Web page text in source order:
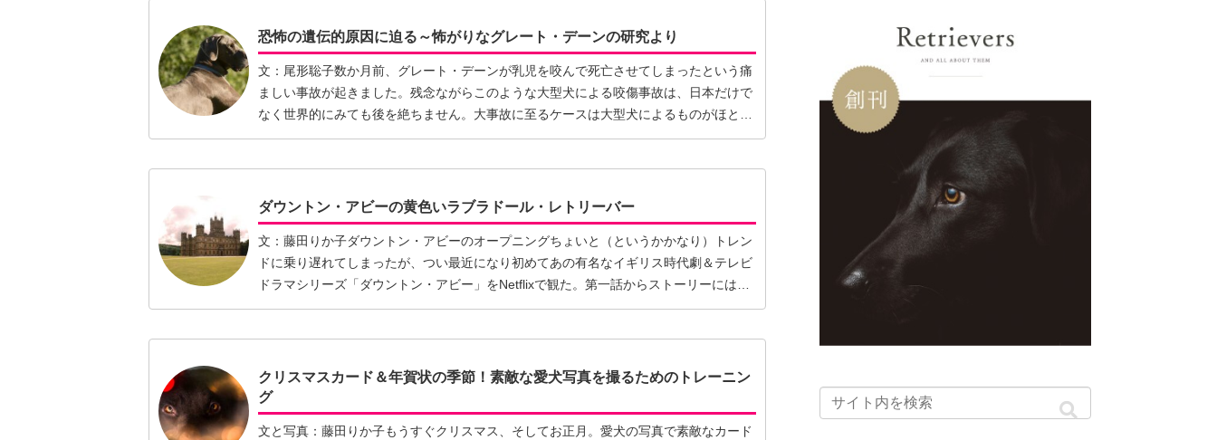
恐怖の遺伝的原因に迫る～怖がりなグレート・デーンの研究より
文：尾形聡子数か月前、グレート・デーンが乳児を咬んで死亡させてしまったという痛
ましい事故が起きました。残念ながらこのような大型犬による咬傷事故は、日本だけで
なく世界的にみても後を絶ちません。大事故に至るケースは大型犬によるものがほとん
どのた…【続きを読む】
ダウントン・アビーの黄色いラブラドール・レトリーバー
文：藤田りか子ダウントン・アビーのオープニングちょいと（というかかなり）トレン
ドに乗り遅れてしまったが、つい最近になり初めてあの有名なイギリス時代劇＆テレビ
ドラマシリーズ「ダウントン・アビー」をNetflixで観た。第一話からストーリーには…
【続きを読む】
クリスマスカード＆年賀状の季節！素敵な愛犬写真を撮るためのトレーニン
グ
文と写真：藤田りか子もうすぐクリスマス、そしてお正月。愛犬の写真で素敵なカード